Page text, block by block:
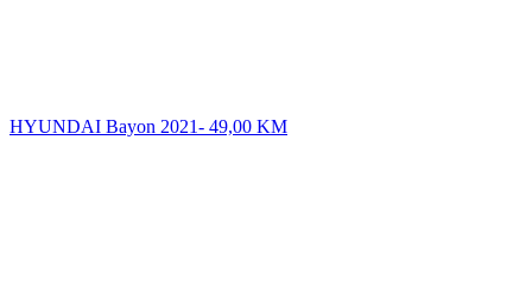
HYUNDAI Bayon 2021- 49,00 KM